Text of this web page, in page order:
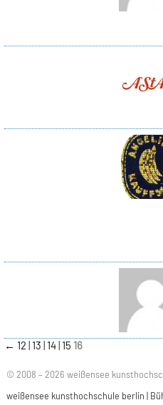
← 12 13 14 15 16
© 2008 – 2026 weißensee
weißensee kunsthochschule berlin |